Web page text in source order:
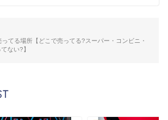
てる場所【どこで売ってる?スーパー・コンビニ・
ない?】